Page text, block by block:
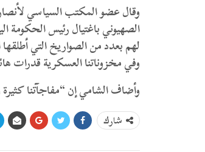
وقال عضو المكتب السياسي
الصهيوني باغتيال رئيس الحكومة
لهم بعدد من الصواريخ التي
وفي مخزوناتنا العسكرية قدرات
وأضاف الشامي إن “مفاجآتنا
شارك